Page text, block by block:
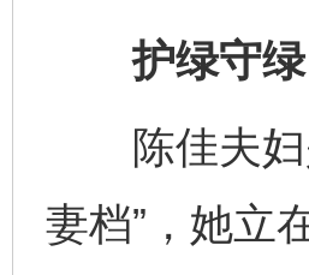
护绿守绿
陈佳夫妇
妻档”，她立